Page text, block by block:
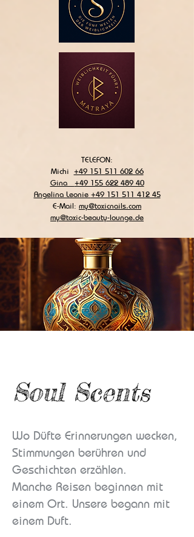
TELEFON:
Michi +49 151 511 602 66
Gina +49 155 622 489 40
Angelina Leonie +49 151 511 412 45
E-Mail: my@toxicnails.com
my@toxic-beauty-lounge.de
Soul Scents
Wo Düfte Erinnerungen wecken,
Stimmungen berühren und
Geschichten erzählen.
Manche Reisen beginnen mit
einem Ort. Unsere begann mit
einem Duft.